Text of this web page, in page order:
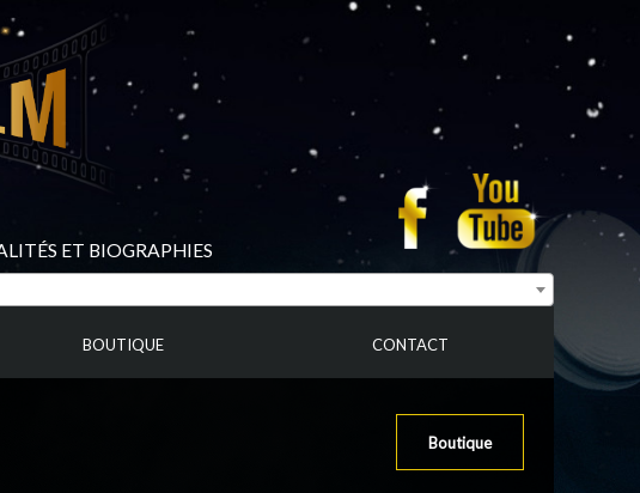
ET BIOGRAPHIES
BOUTIQUE CONTACT
Boutique